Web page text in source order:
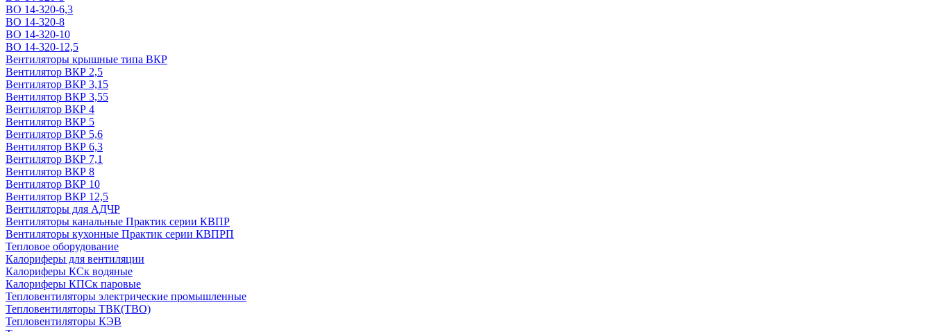
ВО 14-320-6,3
ВО 14-320-8
ВО 14-320-10
ВО 14-320-12,5
Вентиляторы крышные типа ВКР
Вентилятор ВКР 2,5
Вентилятор ВКР 3,15
Вентилятор ВКР 3,55
Вентилятор ВКР 4
Вентилятор ВКР 5
Вентилятор ВКР 5,6
Вентилятор ВКР 6,3
Вентилятор ВКР 7,1
Вентилятор ВКР 8
Вентилятор ВКР 10
Вентилятор ВКР 12,5
Вентиляторы для АДЧР
Вентиляторы канальные Практик серии КВПР
Вентиляторы кухонные Практик серии КВПРП
Тепловое оборудование
Калориферы для вентиляции
Калориферы КСк водяные
Калориферы КПСк паровые
Тепловентиляторы электрические промышленные
Тепловентиляторы ТВК(ТВО)
Тепловентиляторы КЭВ